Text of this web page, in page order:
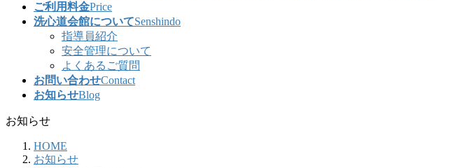
ご利用料金Price
洗心道会館についてSenshindo
指導員紹介
安全管理について
よくあるご質問
お問い合わせContact
お知らせBlog
お知らせ
HOME
お知らせ